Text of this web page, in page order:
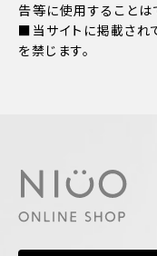
告等に使用することは
■当サイトに掲載され
を禁じます。